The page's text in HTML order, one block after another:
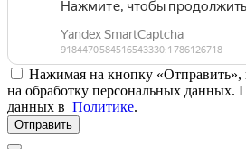
Нажимая на кнопку «Отправить»,
на обработку персональных данных.
данных в Политике.
Отправить